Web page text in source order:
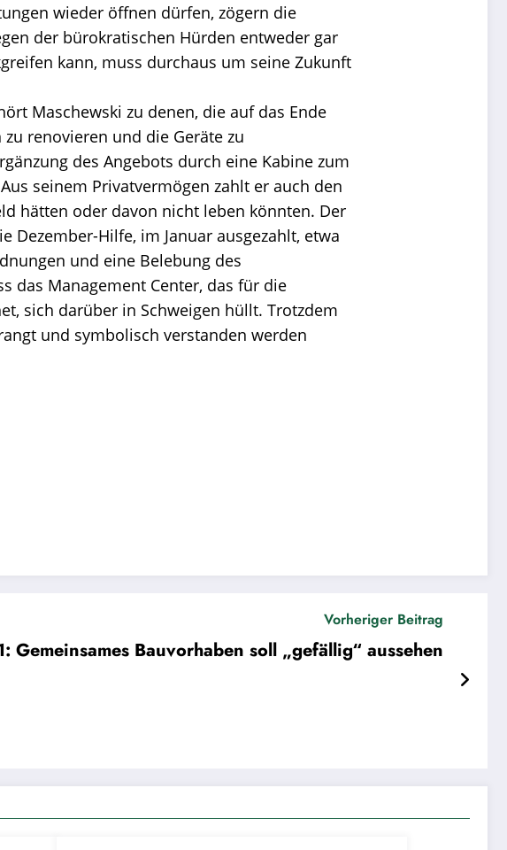
wieder öffnen dürfen, zögern die
der bürokratischen Hürden entweder gar
kann, muss durchaus um seine Zukunft
Maschewski zu denen, die auf das Ende
renovieren und die Geräte zu
des Angebots durch eine Kabine zum
seinem Privatvermögen zahlt er auch den
hätten oder davon nicht leben könnten. Der
Hilfe, im Januar ausgezahlt, etwa
und eine Belebung des
das Management Center, das für die
sich darüber in Schweigen hüllt. Trotzdem
und symbolisch verstanden werden
Vorheriger Beitrag
Gemeinsames Bauvorhaben soll „gefällig“ aussehen